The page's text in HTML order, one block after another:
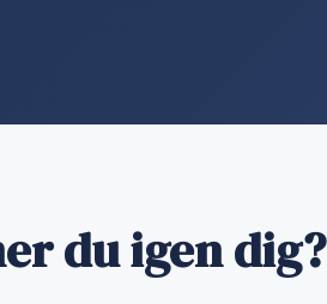
du igen dig?